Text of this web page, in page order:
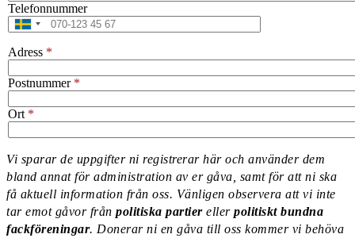
Telefonnummer
Adress
Postnummer
Ort
Information
message
Vi sparar de uppgifter ni registrerar här och använder dem
bland annat för administration av er gåva, samt för att ni ska
få aktuell information från oss. Vänligen observera att vi inte
tar emot gåvor från politiska partiereller politiskt bundna
fackföreningar. Donerar ni en gåva till oss kommer vi behöva